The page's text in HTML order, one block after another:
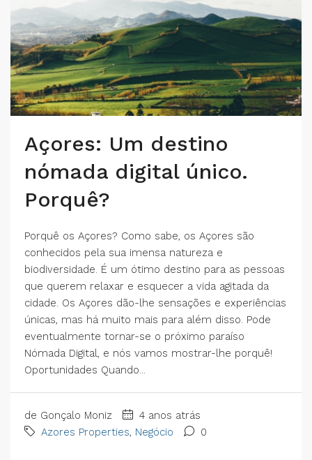
Açores: Um destino
nómada digital único.
Porquê?
Porquê os Açores? Como sabe, os Açores são
conhecidos pela sua imensa natureza e
biodiversidade. É um ótimo destino para as pessoas
que querem relaxar e esquecer a vida agitada da
cidade. Os Açores dão-lhe sensações e experiências
únicas, mas há muito mais para além disso. Pode
eventualmente tornar-se o próximo paraíso
Nómada Digital, e nós vamos mostrar-lhe porquê!
Oportunidades Quando...
de Gonçalo Moniz
4 anos atrás
Azores Properties, Negócio 0